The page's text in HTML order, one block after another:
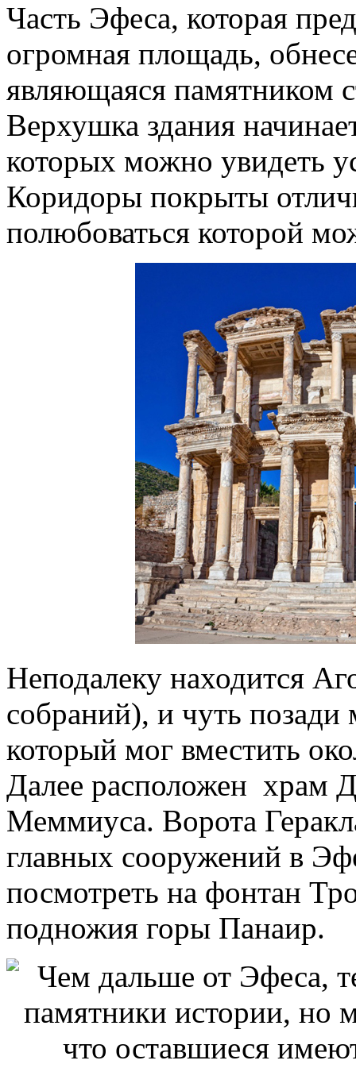
Часть Эфеса, которая
огромная площадь,
являющаяся памятником
Верхушка здания
которых можно увидеть
Коридоры покрыты
полюбоваться которой
Неподалеку находится
собраний), и чуть
который мог вместить
Далее расположен храм
Меммиуса. Ворота
главных сооружений в
посмотреть на фонтан
подножия горы Панаир.